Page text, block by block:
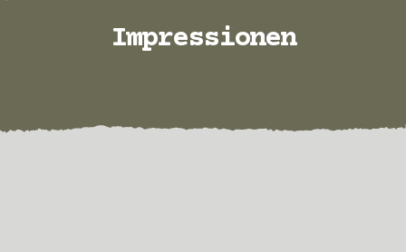
Impressionen